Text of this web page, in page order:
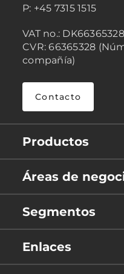
P: +45 7315 1515
VAT no.: DK66365328
CVR: 66365328
compañía)
Contacto
Productos
Áreas de
Segmentos
Enlaces